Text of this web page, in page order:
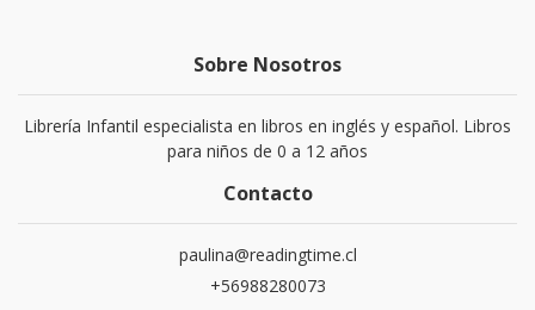
Sobre Nosotros
Librería Infantil especialista en libros en inglés y español. Libros
para niños de 0 a 12 años
Contacto
paulina@readingtime.cl
+56988280073